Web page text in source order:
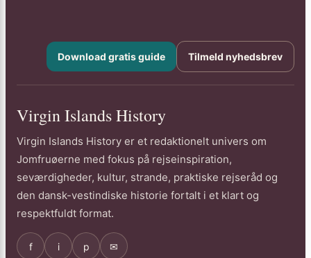
Download gratis guide Tilmeld nyhedsbrev
Virgin Islands History
Virgin Islands History er et redaktionelt univers om
Jomfruøerne med fokus på rejseinspiration,
seværdigheder, kultur, strande, praktiske rejseråd og
den dansk-vestindiske historie fortalt i et klart og
respektfuldt format.
f i p ✉